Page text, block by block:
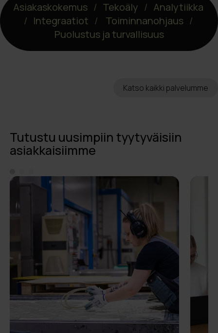
Asiakaskokemus/ Tekoäly / Analytiikka
/ Integraatiot / Toiminnanohjaus/
Puolustus ja turvallisuus
Katso kaikki palvelumme
Tutustu uusimpiin tyytyväisiin
asiakkaisiimme